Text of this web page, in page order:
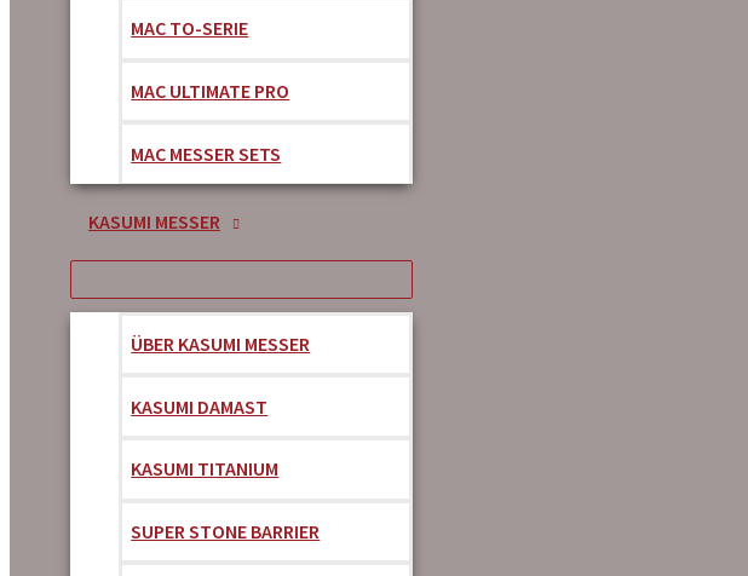
MAC TO-SERIE
MAC ULTIMATE PRO
MAC MESSER SETS
KASUMI MESSER
ÜBER KASUMI MESSER
KASUMI DAMAST
KASUMI TITANIUM
SUPER STONE BARRIER